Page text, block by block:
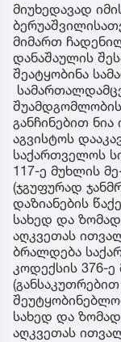
მიუხედავად
მიმართ
დანაშაულის
შეატყობინა
განჩინებით ნია
აგვისტოს
საქართველოს
117-ე მუხლის
(ჯგუფურად
დაზიანების
სახედ და
აღკვეთას
ბრალდება
კოდექსის 376-
სახედ და
აღკვეთას